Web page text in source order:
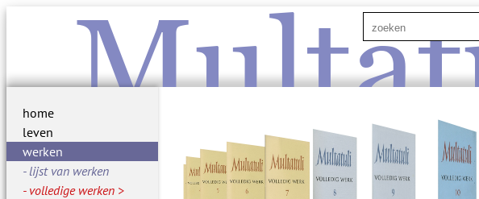
home
leven
werken
lijst van werken
volledige werken